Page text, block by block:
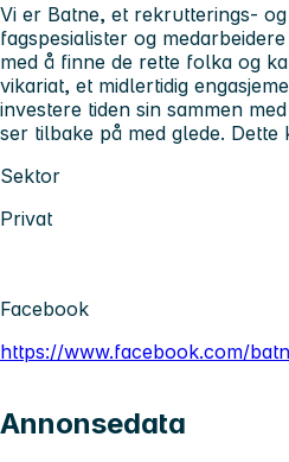
Vi er Batne, et rekrutterings-
fagspesialister og
med å finne de rette folka og
vikariat, et midlertidig
investere tiden sin sammen
ser tilbake på med glede.
Sektor
Privat
Facebook
https://www.facebook.com/
Annonsedata